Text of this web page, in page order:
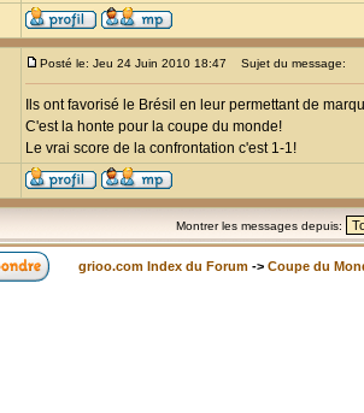
Posté le: Jeu 24 Juin 2010 18:47 Sujet du message:
Ils ont favorisé le Brésil en leur permettant de
C'est la honte pour la coupe du monde!
Le vrai score de la confrontation c'est 1-1!
Montrer les messages depuis:
grioo.com Index du Forum -> Coupe du